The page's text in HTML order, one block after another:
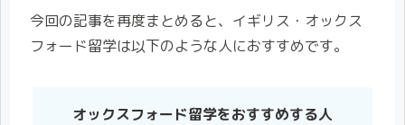
今回の記事を再度まとめると、イギリス・オックス
フォード留学は以下のような人におすすめです。
オックスフォード留学をおすすめする人